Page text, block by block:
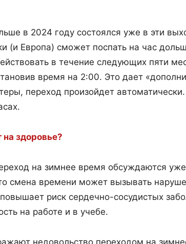
в 2024 году состоялся уже в эти
(и Европа) сможет поспать на час
в течение следующих пяти
время на 2:00. Это дает
переход произойдет
здоровье?
на зимнее время обсуждаются
смена времени может вызывать
риск сердечно-сосудистых
на работе и в учебе.
недовольство переходом на